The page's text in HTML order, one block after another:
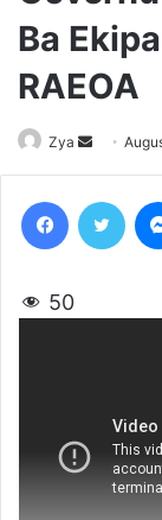
Ba
RAEOA
Zya
Send
an
email
50